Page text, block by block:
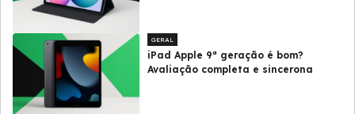
GERAL
iPad Apple 9ª geração é bom?
Avaliação completa e sincerona